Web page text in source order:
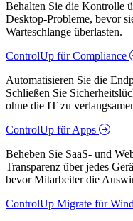
Behalten Sie die Kontrolle
Desktop-Probleme, bevor
Warteschlange überlasten.
ControlUp für Compliance
Automatisieren Sie die
Schließen Sie
ohne die IT zu
ControlUp für Apps
Beheben Sie SaaS- und
Transparenz über jedes
bevor Mitarbeiter die
ControlUp Migrate für